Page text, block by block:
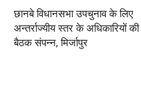
छानबे विधानसभा उपचुनाव के लिए
अन्तर्राज्यीय स्तर के अधिकारियों की
बैठक संपन्न, मिर्जापुर